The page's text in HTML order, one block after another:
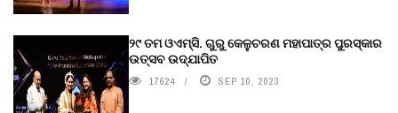
୨୯ ତମ ଓଏମ୍‌ସି. ଗୁରୁ କେଳୁଚରଣ ମହାପାତ୍ର ପୁରସ୍କାର
ଉତ୍ସବ ଉଦ୍‍ଯାପିତ
17624 SEP 10, 2023